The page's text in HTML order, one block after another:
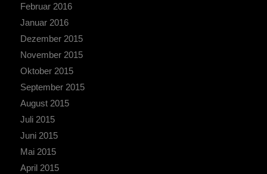
Februar 2016
Januar 2016
Dezember 2015
November 2015
Oktober 2015
September 2015
August 2015
Juli 2015
Juni 2015
Mai 2015
April 2015